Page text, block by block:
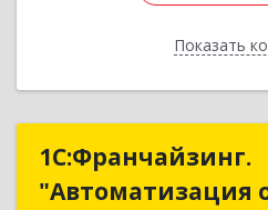
Показать
1С:Франчайзинг.
"Автоматизация